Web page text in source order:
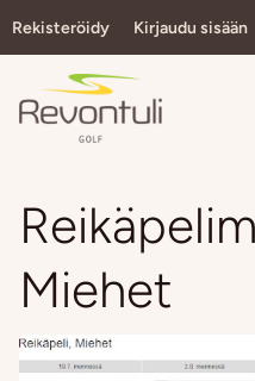
Rekisteröidy Kirjaudu sisään
Miehet